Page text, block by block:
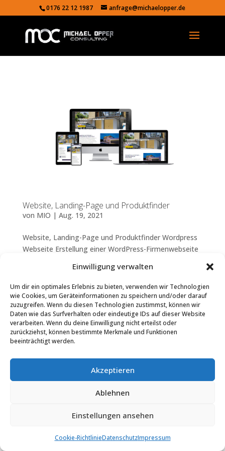
Einwilligung verwalten
Um dir ein optimales Erlebnis zu bieten, verwenden wir Technologien
wie Cookies, um Geräteinformationen zu speichern und/oder darauf
zuzugreifen. Wenn du diesen Technologien zustimmst, können wir
Daten wie das Surfverhalten oder eindeutige IDs auf dieser Website
verarbeiten. Wenn du deine Einwilligung nicht erteilst oder
zurückziehst, können bestimmte Merkmale und Funktionen
beeinträchtigt werden.
Akzeptieren
Ablehnen
Einstellungen ansehen
Cookie-RichtlinieDatenschutzImpressum
0176 22 12 1987 anfrage@michaelopper.de
Website, Landing-Page und Produktfinder
von MIO | Aug. 19, 2021
Website, Landing-Page und Produktfinder Wordpress
Webseite Erstellung einer WordPress-Firmenwebseite